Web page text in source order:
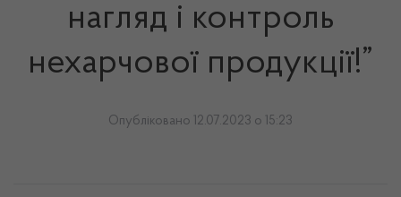
нагляд і контроль
нехарчової продукції!”
Опубліковано 12.07.2023 о 15:23